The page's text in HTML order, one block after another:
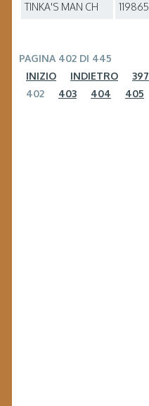
TINKA'S MAN CH 119865
PAGINA 402 DI 445
INIZIO
INDIETRO 397
402
403 404 405